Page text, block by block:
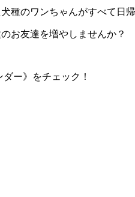
種のワンちゃんがすべて日
お友達を増やしませんか？
ー》をチェック！